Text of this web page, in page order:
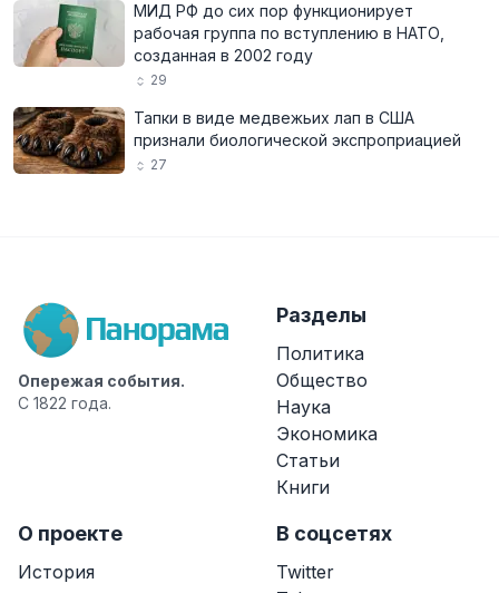
МИД РФ до сих пор функционирует
рабочая группа по вступлению в НАТО,
созданная в 2002 году
29
Тапки в виде медвежьих лап в США
признали биологической экспроприацией
27
Опережая события.
С 1822 года.
Разделы
Политика
Общество
Наука
Экономика
Статьи
Книги
О проекте
История
В соцсетях
Twitter